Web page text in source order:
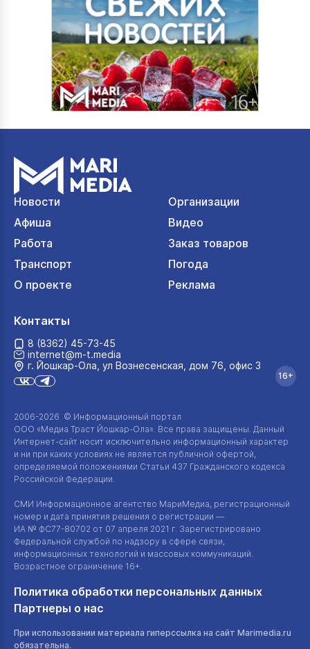
Новости
Организации
Афиша
Видео
Работа
Заказ товаров
Транспорт
Погода
О проекте
Реклама
2006-2026 © Информационный портал
ООО «Медиа Траст Йошкар-Ола». Все права защищены. Данный
Интернет-сайт носит исключительно информационный характер
и ни при каких условиях не является публичной офертой,
определяемой положениями Статьи 437 Гражданского кодекса
Российской Федерации.
СМИ Информационное агентство МариМедиа, регистрационный
номер и дата принятия решения о регистрации —
ИА № ФС77-80702 от 07 апреля 2021 г. Зарегистрировано
Федеральной службой по надзору в сфере связи,
информационных технологий и массовых коммуникаций.
Возрастное ограничение 16+.
Политика обработки персональных данных
Партнеры о нас
При использовании материала гиперссылка на сайт Marimedia.ru
обязательна.
Контакты
8 (8362) 45-73-45
internet@m-t.media
г. Йошкар‑Ола, ул Вознесенская, дом 76, офис 3
16+